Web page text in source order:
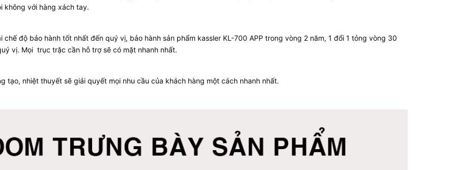
không với hàng xách tay.
độ bảo hành tốt nhất đến quý vị, bảo hành sản phẩm kassler KL-700 APP trong vòng 2 năm, 1 đổi 1 tỏng vòng 30
vị. Mọi trục trặc cần hỗ trợ sẽ có mặt nhanh nhất.
tạo, nhiệt thuyết sẽ giải quyết mọi nhu cầu của khách hàng một cách nhanh nhất.